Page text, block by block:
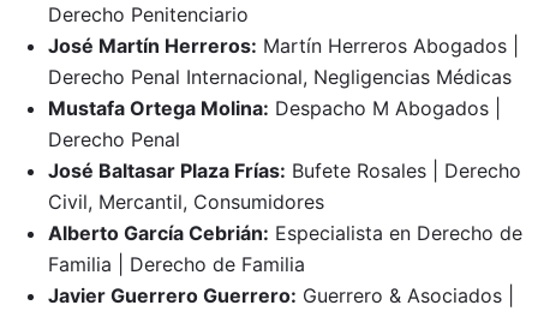
Derecho Penitenciario
José Martín Herreros: Martín Herreros Abogados |
Derecho Penal Internacional, Negligencias Médicas
Mustafa Ortega Molina: Despacho M Abogados |
Derecho Penal
José Baltasar Plaza Frías: Bufete Rosales | Derecho
Civil, Mercantil, Consumidores
Alberto García Cebrián: Especialista en Derecho de
Familia | Derecho de Familia
Javier Guerrero Guerrero: Guerrero & Asociados |